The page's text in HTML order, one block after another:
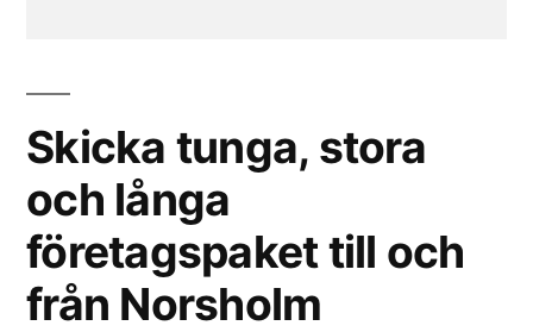
Skicka tunga, stora
och långa
företagspaket till och
från Norsholm